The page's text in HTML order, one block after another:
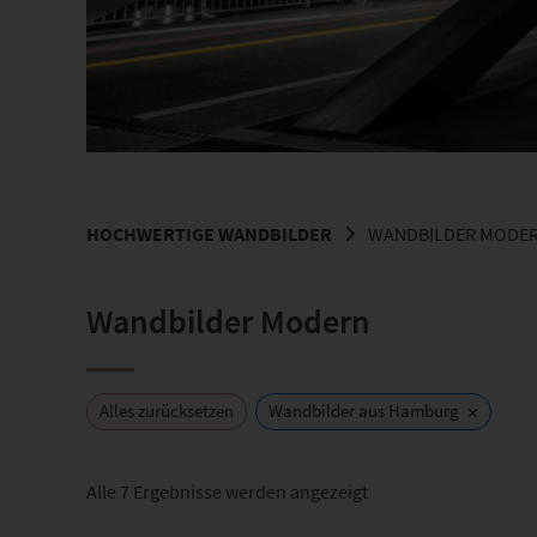
HOCHWERTIGE WANDBILDER WANDBILDER
Wandbilder Modern
Alles zurücksetzen Wandbilder aus Hamburg ×
Alle 7 Ergebnisse werden angezeigtNach